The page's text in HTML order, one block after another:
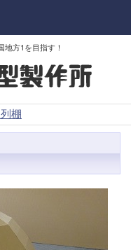
方1を目指す！
棚